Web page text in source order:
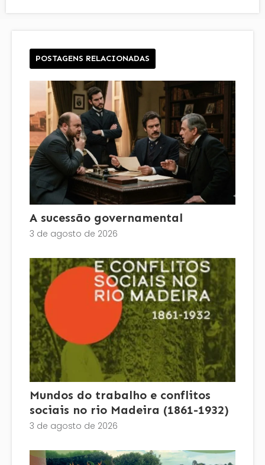
POSTAGENS RELACIONADAS
A sucessão governamental
3 de agosto de 2026
Mundos do trabalho e conflitos
sociais no rio Madeira (1861-1932)
3 de agosto de 2026